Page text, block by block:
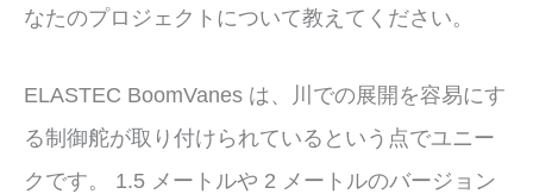
なたのプロジェクトについて教えてください。
ELASTEC BoomVanes は、川での展開を容易にす
る制御舵が取り付けられているという点でユニー
クです。 1.5 メートルや 2 メートルのバージョン